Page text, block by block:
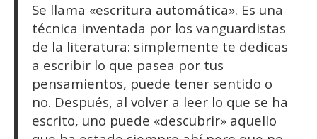
Se llama «escritura automática». Es una
técnica inventada por los vanguardistas
de la literatura: simplemente te dedicas
a escribir lo que pasea por tus
pensamientos, puede tener sentido o
no. Después, al volver a leer lo que se ha
escrito, uno puede «descubrir» aquello